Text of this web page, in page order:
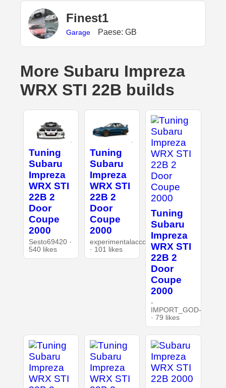
Finest1
Garage Paese: GB
More Subaru Impreza
WRX STI 22B builds
Tuning
Subaru
Impreza
WRX STI
22B 2
Door
Coupe
2000
Sesto69420 ·
540 likes
Tuning
Subaru
Impreza
WRX STI
22B 2
Door
Coupe
2000
experimentalaccount
· 101 likes
Tuning
Subaru
Impreza
WRX STI
22B 2
Door
Coupe
2000
-
IMPORT_GOD-
· 79 likes